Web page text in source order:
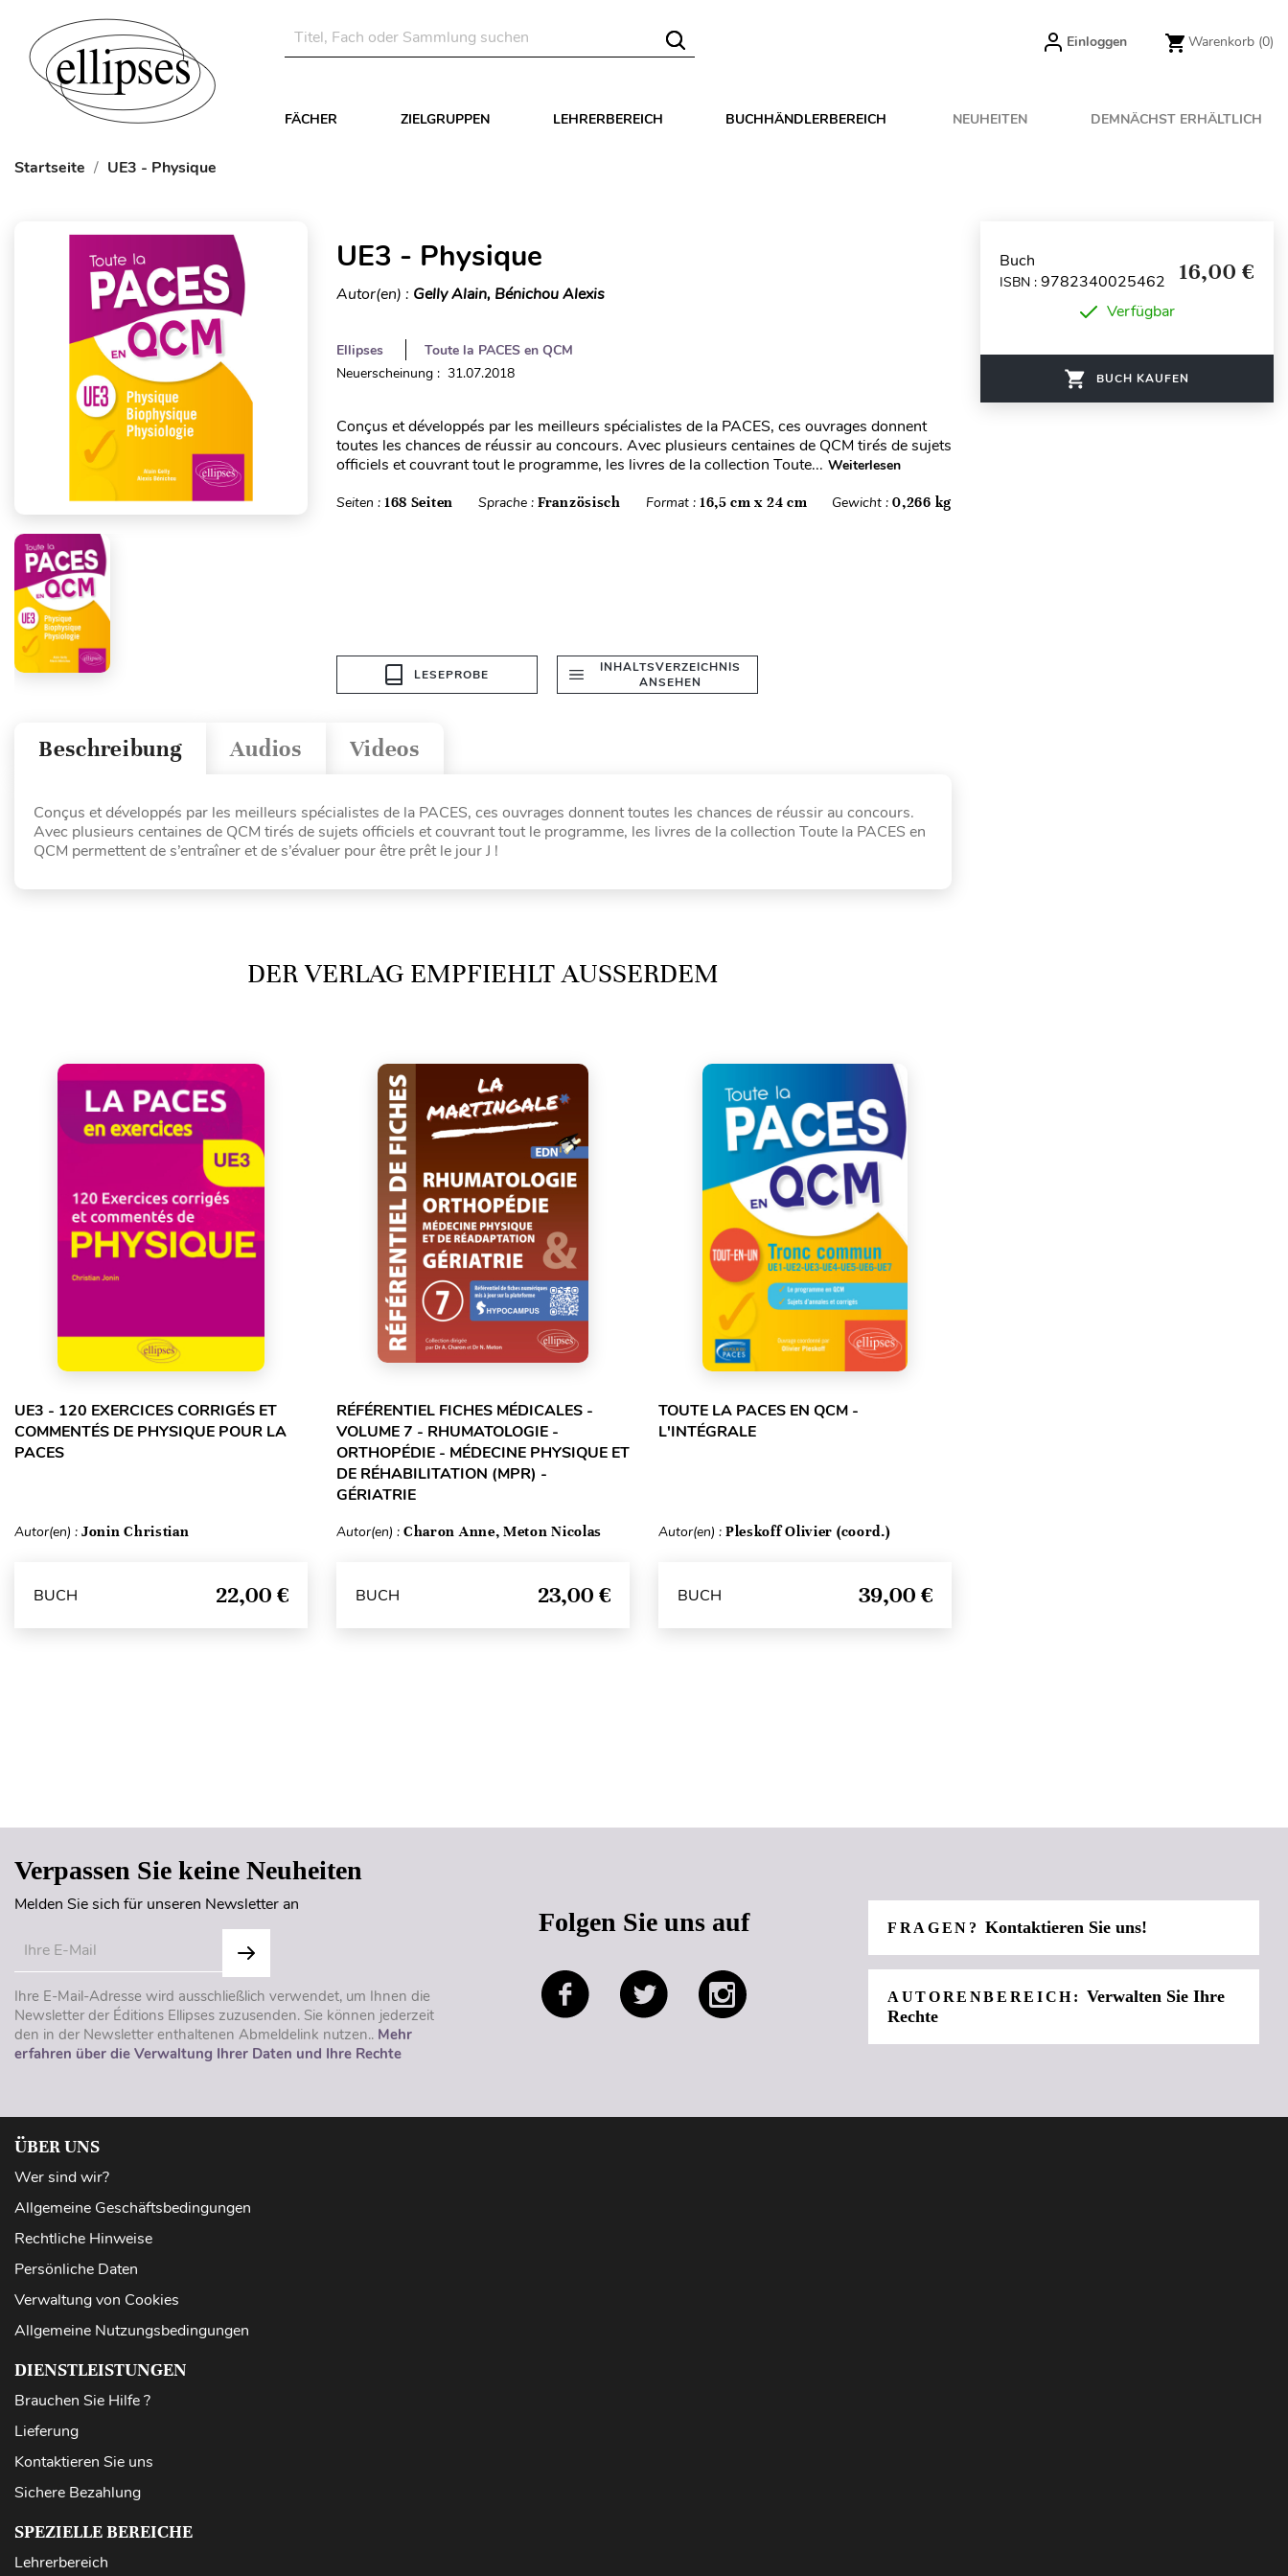
Einloggen Warenkorb (0)
FÄCHER ZIELGRUPPEN LEHRERBEREICH BUCHHÄNDLERBEREICH NEUHEITEN DEMNÄCHST ERHÄLTLICH
Startseite UE3 - Physique
UE3 - Physique
Autor(en) : Gelly Alain, Bénichou Alexis
Ellipses
Toute la PACES en QCM
Neuerscheinung : 31.07.2018
Conçus et développés par les meilleurs spécialistes de la PACES, ces ouvrages donnent
toutes les chances de réussir au concours. Avec plusieurs centaines de QCM tirés de sujets
officiels et couvrant tout le programme, les livres de la collection Toute... Weiterlesen
Seiten : 168 Seiten Sprache :Französisch Format : 16,5 cm x 24 cm Gewicht :0,266 kg
LESEPROBE
INHALTSVERZEICHNIS
ANSEHEN
Videos
Audios
Beschreibung
Conçus et développés par les meilleurs spécialistes de la PACES, ces ouvrages donnent toutes les chances de réussir au concours.
Avec plusieurs centaines de QCM tirés de sujets officiels et couvrant tout le programme, les livres de la collection Toute la PACES en
QCM permettent de s’entraîner et de s’évaluer pour être prêt le jour J !
DER VERLAG EMPFIEHLT AUSSERDEM
UE3 - 120 EXERCICES CORRIGÉS ET
COMMENTÉS DE PHYSIQUE POUR LA
PACES
Autor(en) : Jonin Christian
BUCH 22,00 €
RÉFÉRENTIEL FICHES MÉDICALES -
VOLUME 7 - RHUMATOLOGIE -
ORTHOPÉDIE - MÉDECINE PHYSIQUE ET
DE RÉHABILITATION (MPR) -
GÉRIATRIE
Autor(en) : Charon Anne, Meton Nicolas
BUCH 23,00 €
TOUTE LA PACES EN QCM -
L'INTÉGRALE
Autor(en) : Pleskoff Olivier (coord.)
BUCH 39,00 €
Buch
ISBN : 9782340025462 16,00 €
Verfügbar
BUCH KAUFEN
Verpassen Sie keine Neuheiten
Melden Sie sich für unseren Newsletter an
Ihre E-Mail-Adresse wird ausschließlich verwendet, um Ihnen die
Newsletter der Éditions Ellipses zuzusenden. Sie können jederzeit
den in der Newsletter enthaltenen Abmeldelink nutzen.. Mehr
erfahren über die Verwaltung Ihrer Daten und Ihre Rechte
Folgen Sie uns auf FRAGEN?Kontaktieren Sie uns!
AUTORENBEREICH:Verwalten Sie Ihre
Rechte
ÜBER UNS
Wer sind wir?
Allgemeine Geschäftsbedingungen
Rechtliche Hinweise
Persönliche Daten
Verwaltung von Cookies
Allgemeine Nutzungsbedingungen
DIENSTLEISTUNGEN
Brauchen Sie Hilfe ?
Lieferung
Kontaktieren Sie uns
Sichere Bezahlung
SPEZIELLE BEREICHE
Lehrerbereich